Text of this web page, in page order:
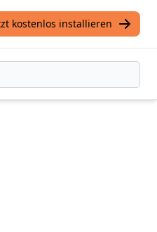
kostenlos installieren